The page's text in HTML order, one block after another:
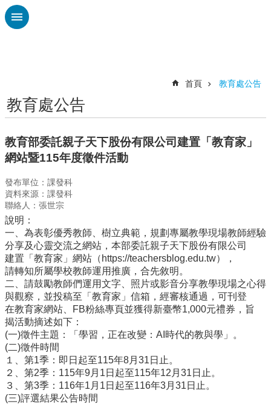
跳到主要內容區塊
認
廣
興
刊
專
欄
校
園
動
態
行
政
處
室
課
程
專
區
首頁 教育處公告
教育處公告
教育部委託親子天下股份有限公司建置「教育家」
網站暨115年度徵件活動
發布單位：課發科
資料來源：課發科
聯絡人：張世宗
說明：
一、為表彰優秀教師、樹立典範，規劃專屬教學現場教師經驗
分享及心靈交流之網站，本部委託親子天下股份有限公司
建置「教育家」網站（https://teachersblog.edu.tw），
請轉知所屬學校教師運用推廣，合先敘明。
二、請鼓勵教師們運用文字、照片或影音分享教學現場之心得
與觀察，並投稿至「教育家」信箱，經審核通過，可刊登
在教育家網站、FB粉絲專頁並獲得新臺幣1,000元禮券，旨
揭活動摘述如下：
(一)徵件主題：「學習，正在改變：AI時代的教與學」。
(二)徵件時間
１、第1季：即日起至115年8月31日止。
２、第2季：115年9月1日起至115年12月31日止。
３、第3季：116年1月1日起至116年3月31日止。
(三)評選結果公告時間